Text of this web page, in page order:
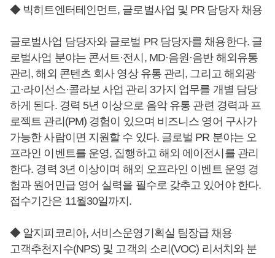
◆ 빅히트엔터테인먼트, 글로벌사업 및 PR 담당자 채용
글로벌사업 담당자와 글로벌 PR 담당자를 채용한다. 글
로벌사업 분야는 콘서트·전시, MD·음원·음반 해외유통
관리, 해외 콘텐츠 회사 영상 유통 관리, 그리고 해외광
고·라이선스·콜라보 사업 관리 3가지 업무를 개별 담당
하게 된다. 경력 5년 이상으로 음악 유통 관련 경력과 프
로젝트 관리(PM) 경험이 있으며 비즈니스 영어 구사가
가능한 사람이면 지원할 수 있다. 글로벌 PR 분야는 오
프라인 이벤트를 운영, 집행하고 해외 에이전시를 관리
한다. 경력 3년 이상이며 해외 오프라인 이벤트 운영 경
험과 원어민급 영어 실력을 필수로 갖추고 있어야 한다.
접수기간은 11월30일까지.
◆ 알지피코리아, 서비스운영기획실 팀장급 채용
고객추천지수(NPS) 및 고객의 소리(VOC) 리서치와 분